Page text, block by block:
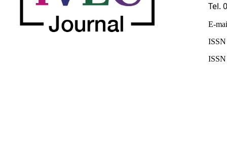
Tel.
E-